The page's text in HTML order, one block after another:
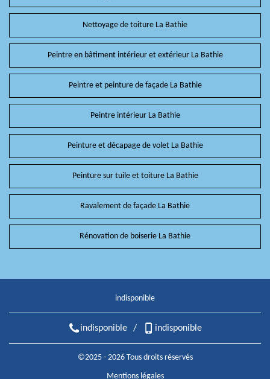
Nettoyage de toiture La Bathie
Peintre en bâtiment intérieur et extérieur La Bathie
Peintre et peinture de façade La Bathie
Peintre intérieur La Bathie
Peinture et décapage de volet La Bathie
Peinture sur tuile et toiture La Bathie
Ravalement de façade La Bathie
Rénovation de boiserie La Bathie
indisponible
indisponible / indisponible
©2025 - 2026 Tous droits réservés
Mentions légales